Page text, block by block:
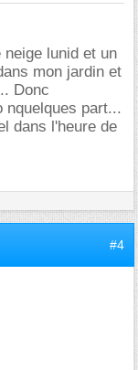
lunid et un
mon jardin et
Donc
nquelques part...
dans l'heure de
#4